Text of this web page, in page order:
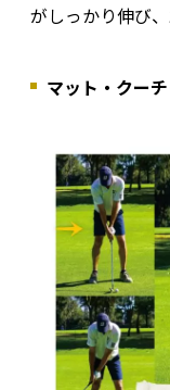
がしっかり伸び
マット・クー